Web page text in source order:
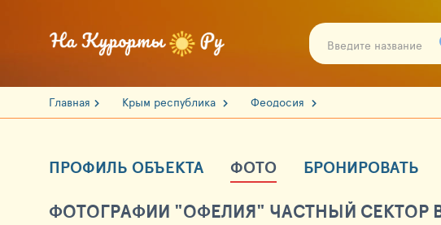
Главная Крым республика Феодосия
ПРОФИЛЬ ОБЪЕКТА ФОТО БРОНИРОВАТЬ
ФОТОГРАФИИ "ОФЕЛИЯ" ЧАСТНЫЙ СЕКТОР